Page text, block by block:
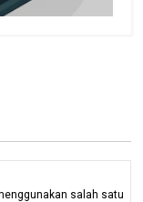
salah satu